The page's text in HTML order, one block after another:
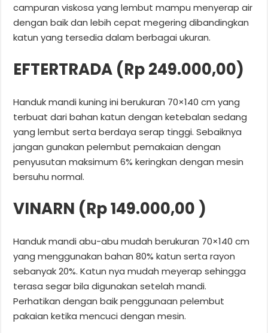
campuran viskosa yang lembut mampu menyerap air
dengan baik dan lebih cepat megering dibandingkan
katun yang tersedia dalam berbagai ukuran.
EFTERTRADA (Rp 249.000,00)
Handuk mandi kuning ini berukuran 70×140 cm yang
terbuat dari bahan katun dengan ketebalan sedang
yang lembut serta berdaya serap tinggi. Sebaiknya
jangan gunakan pelembut pemakaian dengan
penyusutan maksimum 6% keringkan dengan mesin
bersuhu normal.
VINARN (Rp 149.000,00 )
Handuk mandi abu-abu mudah berukuran 70×140 cm
yang menggunakan bahan 80% katun serta rayon
sebanyak 20%. Katun nya mudah meyerap sehingga
terasa segar bila digunakan setelah mandi.
Perhatikan dengan baik penggunaan pelembut
pakaian ketika mencuci dengan mesin.